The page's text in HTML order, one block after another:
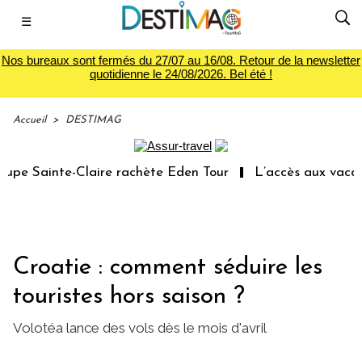
☰
Nos bureaux sont fermés du 27/07 au 16/08. Retour de la newsletter
quotidienne le 24/08/2026. Bel été !
Accueil > DESTIMAG
Sainte-Claire rachète Eden Tour L’accès aux
Croatie : comment séduire les
touristes hors saison ?
Volotéa lance des vols dès le mois d'avril